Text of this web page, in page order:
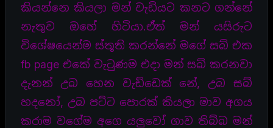
කියන්නෙ කියලා මන් වැඩියට කනට ගන්නේ
නැතුව ඔහේ හිටියා.ඒත් මන් යසිරුට
විශේෂයෙන්ම ස්තූති කරන්නේ මගේ සබ් එක
fb page එකේ වැටුණම එදා මන් සබ් කරනවා
දැනන් උබ හෙන වැඩ්ඩෙක් නේ, උබ සබ්
හදනෝ, උබ පට්ට පොරක් කියලා මාව අගය
කරාම වගේම අගෙ යලුවෝ ගාව තිබ්බ මන්